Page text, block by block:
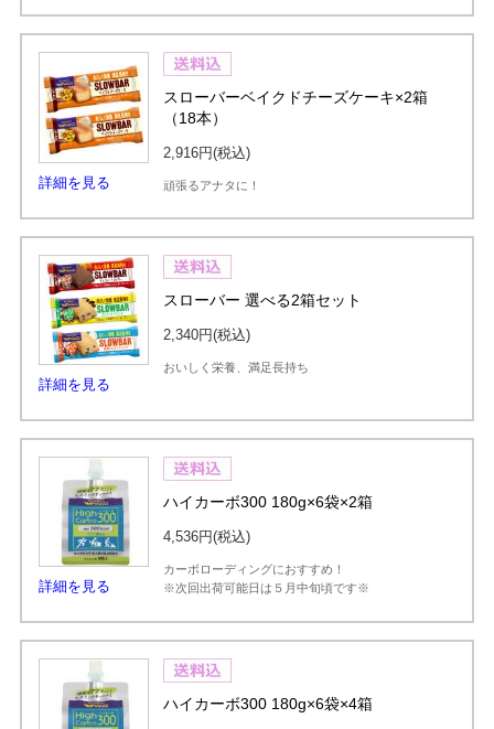
詳細を見る
スローバーベイクドチーズケーキ×2箱
（18本）
2,916円(税込)
頑張るアナタに！
詳細を見る
スローバー 選べる2箱セット
2,340円(税込)
おいしく栄養、満足長持ち
詳細を見る
ハイカーボ300 180g×6袋×2箱
4,536円(税込)
カーボローディングにおすすめ！
※次回出荷可能日は５月中旬頃です※
ハイカーボ300 180g×6袋×4箱